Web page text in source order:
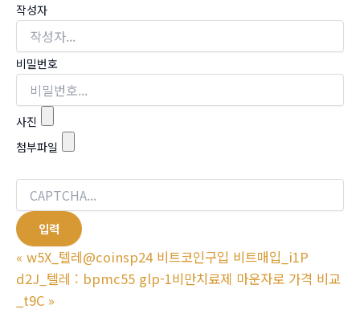
작성자
비밀번호
사진
첨부파일
« w5X_텔레@coinsp24 비트코인구입 비트매입_i1P
d2J_텔레 : bpmc55 glp-1비만치료제 마운자로 가격 비교
_t9C »